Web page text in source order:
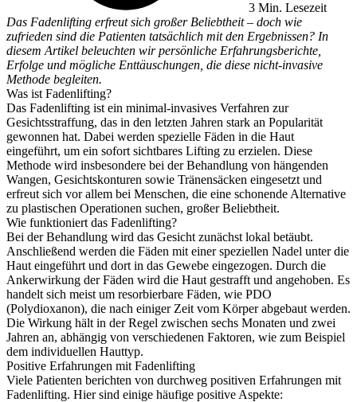
3 Min. Lesezeit
Das Fadenlifting erfreut sich großer Beliebtheit – doch wie
zufrieden sind die Patienten tatsächlich mit den Ergebnissen? In
diesem Artikel beleuchten wir persönliche Erfahrungsberichte,
Erfolge und mögliche Enttäuschungen, die diese nicht-invasive
Methode begleiten.
Was ist Fadenlifting?
Das Fadenlifting ist ein minimal-invasives Verfahren zur
Gesichtsstraffung, das in den letzten Jahren stark an Popularität
gewonnen hat. Dabei werden spezielle Fäden in die Haut
eingeführt, um ein sofort sichtbares Lifting zu erzielen. Diese
Methode wird insbesondere bei der Behandlung von hängenden
Wangen, Gesichtskonturen sowie Tränensäcken eingesetzt und
erfreut sich vor allem bei Menschen, die eine schonende Alternative
zu plastischen Operationen suchen, großer Beliebtheit.
Wie funktioniert das Fadenlifting?
Bei der Behandlung wird das Gesicht zunächst lokal betäubt.
Anschließend werden die Fäden mit einer speziellen Nadel unter die
Haut eingeführt und dort in das Gewebe eingezogen. Durch die
Ankerwirkung der Fäden wird die Haut gestrafft und angehoben. Es
handelt sich meist um resorbierbare Fäden, wie PDO
(Polydioxanon), die nach einiger Zeit vom Körper abgebaut werden.
Die Wirkung hält in der Regel zwischen sechs Monaten und zwei
Jahren an, abhängig von verschiedenen Faktoren, wie zum Beispiel
dem individuellen Hauttyp.
Positive Erfahrungen mit Fadenlifting
Viele Patienten berichten von durchweg positiven Erfahrungen mit
Fadenlifting. Hier sind einige häufige positive Aspekte: